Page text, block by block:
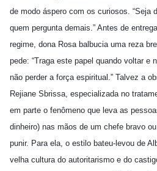
de modo áspero com os curiosos. “Seja
quem pergunta demais.” Antes de
regime, dona Rosa balbucia uma reza
pede: “Traga este papel quando voltar e
não perder a força espiritual.” Talvez a
Rejiane Sbrissa, especializada no
em parte o fenômeno que leva as
dinheiro) nas mãos de um chefe bravo
punir. Para ela, o estilo bateu-levou de
velha cultura do autoritarismo e do